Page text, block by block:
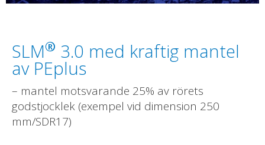
SLM® 3.0 med kraftig mantel
av PEplus
– mantel motsvarande 25% av rörets
godstjocklek (exempel vid dimension 250
mm/SDR17)